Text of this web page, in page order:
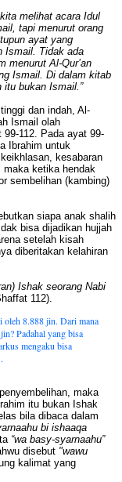
melihat acara Idul
tapi menurut orang
ayat yang
Ismail. Tidak ada
menurut Al-Qur’an
Ismail. Di dalam kitab
itu bukan Ismail.”
dan indah, Al-
Ismail olah
112. Pada ayat 99-
Ibrahim untuk
kesabaran
maka ketika hendak
sembelihan (kambing)
siapa anak shalih
bisa dijadikan hujjah
setelah kisah
diberitakan kelahiran
Ishak seorang Nabi
112).
oleh 8.888 jin. Dari mana
Padahal yang bisa
mengaku bisa
maka
itu bukan Ishak
bila dibaca dalam
bi ishaaqa
“wa basy-syarnaahu”
disebut "wawu
kalimat yang